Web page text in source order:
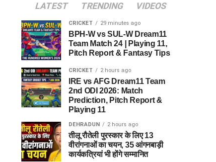
LATEST TRENDING VIDEOS
CRICKET 29 minutes ago
BPH-W vs SUL-W Dream11
Team Match 24 | Playing 11,
Pitch Report & Fantasy Tips
CRICKET 2 hours ago
IRE vs AFG Dream11 Team
2nd ODI 2026: Match
Prediction, Pitch Report &
Playing 11
DEHRADUN 2 hours ago
तीलू रौतेली पुरस्कार के लिए 13
वीरांगनाओं का चयन, 35 आंगनबाड़ी
कार्यकत्रियां भी होंगे सम्मानित